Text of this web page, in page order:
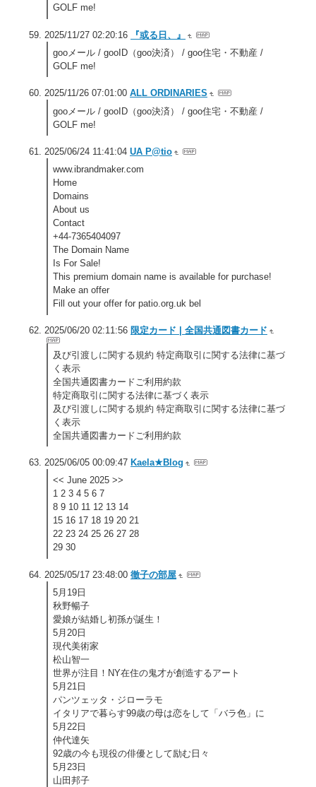
GOLF me!
2025/11/27 02:20:16
『或る日、』
gooメール / gooID（goo決済） / goo住宅・不動産 /
GOLF me!
2025/11/26 07:01:00 ALL ORDINARIES
gooメール / gooID（goo決済） / goo住宅・不動産 /
GOLF me!
2025/06/24 11:41:04 UA P@tio
www.ibrandmaker.com
Home
Domains
About us
Contact
+44-7365404097
The Domain Name
Is For Sale!
This premium domain name is available for purchase!
Make an offer
Fill out your offer for patio.org.uk bel
2025/06/20 02:11:56 限定カード | 全国共通図書カード
及び引渡しに関する規約 特定商取引に関する法律に基づ
く表示
全国共通図書カードご利用約款
特定商取引に関する法律に基づく表示
及び引渡しに関する規約 特定商取引に関する法律に基づ
く表示
全国共通図書カードご利用約款
2025/06/05 00:09:47 Kaela★Blog
<< June 2025 >>
1 2 3 4 5 6 7
8 9 10 11 12 13 14
15 16 17 18 19 20 21
22 23 24 25 26 27 28
29 30
2025/05/17 23:48:00 徹子の部屋
5月19日
秋野暢子
愛娘が結婚し初孫が誕生！
5月20日
現代美術家
松山智一
世界が注目！NY在住の鬼才が創造するアート
5月21日
パンツェッタ・ジローラモ
イタリアで暮らす99歳の母は恋をして「バラ色」に
5月22日
仲代達矢
92歳の今も現役の俳優として励む日々
5月23日
山田邦子